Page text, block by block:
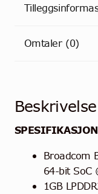
Omtaler (0)
Beskrivelse
Broadcom
64-bit SoC
1GB